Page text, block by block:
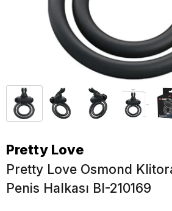
Pretty Love
Pretty Love Osmond
Penis Halkası BI-210169